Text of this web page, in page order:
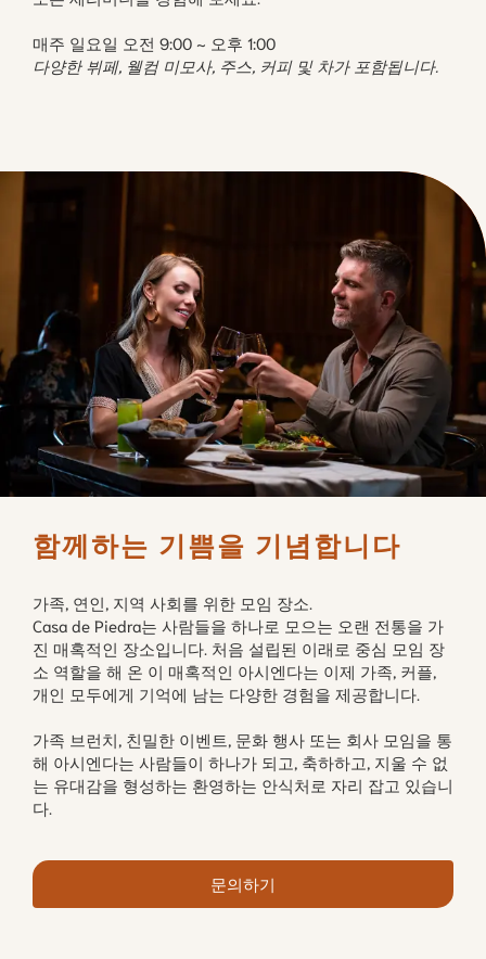
매주 일요일 오전 9:00 ~ 오후 1:00
다양한 뷔페, 웰컴 미모사, 주스, 커피 및 차가 포함됩니다.
함께하는 기쁨을 기념합니다
가족, 연인, 지역 사회를 위한 모임 장소.
Casa de Piedra는 사람들을 하나로 모으는 오랜 전통을 가
진 매혹적인 장소입니다. 처음 설립된 이래로 중심 모임 장
소 역할을 해 온 이 매혹적인 아시엔다는 이제 가족, 커플,
개인 모두에게 기억에 남는 다양한 경험을 제공합니다.
가족 브런치, 친밀한 이벤트, 문화 행사 또는 회사 모임을 통
해 아시엔다는 사람들이 하나가 되고, 축하하고, 지울 수 없
는 유대감을 형성하는 환영하는 안식처로 자리 잡고 있습니
다.
문의하기